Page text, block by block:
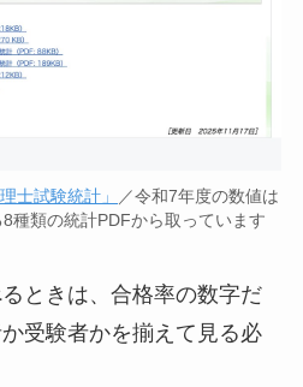
士試験統計」
／令和7年度の数値は
種類の統計PDFから取っています
ときは、合格率の数字だ
受験者かを揃えて見る必